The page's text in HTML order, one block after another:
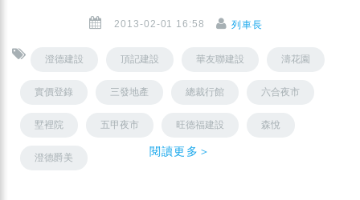
2013-02-01 16:58 列車長
澄德建設 頂記建設 華友聯建設 濤花園
實價登錄 三發地產 總裁行館 六合夜市
墅裡院 五甲夜市 旺德福建設 森悅
澄德爵美 閱讀更多＞